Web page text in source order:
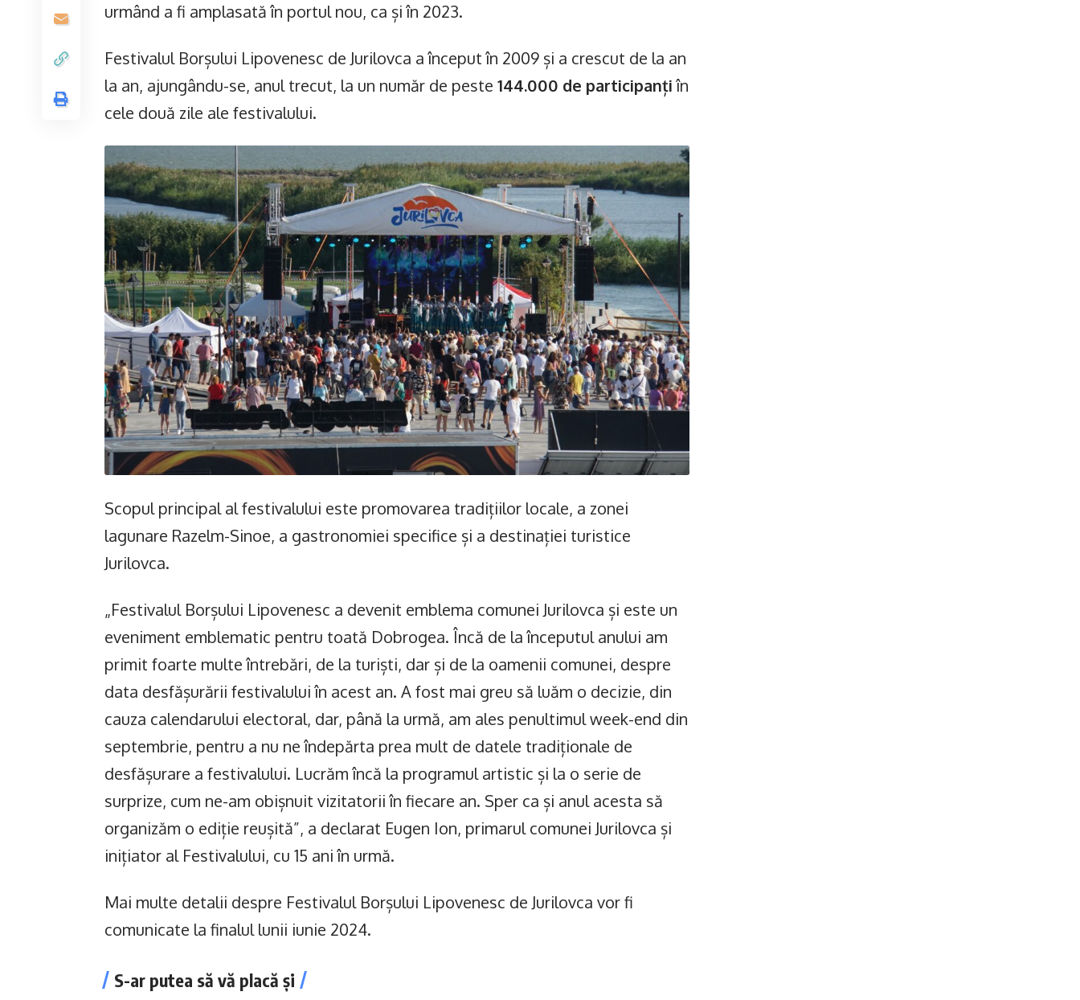
urmând a fi amplasată în portul nou, ca și în 2023.
Festivalul Borșului Lipovenesc de Jurilovca a început în 2009 și a crescut de la an
la an, ajungându-se, anul trecut, la un număr de peste 144.000 de participanțiîn
cele două zile ale festivalului.
Scopul principal al festivalului este promovarea tradițiilor locale, a zonei
lagunare Razelm-Sinoe, a gastronomiei specifice și a destinației turistice
Jurilovca.
„Festivalul Borșului Lipovenesc a devenit emblema comunei Jurilovca și este un
eveniment emblematic pentru toată Dobrogea. Încă de la începutul anului am
primit foarte multe întrebări, de la turiști, dar și de la oamenii comunei, despre
data desfășurării festivalului în acest an. A fost mai greu să luăm o decizie, din
cauza calendarului electoral, dar, până la urmă, am ales penultimul week-end din
septembrie, pentru a nu ne îndepărta prea mult de datele tradiționale de
desfășurare a festivalului. Lucrăm încă la programul artistic și la o serie de
surprize, cum ne-am obișnuit vizitatorii în fiecare an. Sper ca și anul acesta să
organizăm o ediție reușită”, a declarat Eugen Ion, primarul comunei Jurilovca și
inițiator al Festivalului, cu 15 ani în urmă.
Mai multe detalii despre Festivalul Borșului Lipovenesc de Jurilovca vor fi
comunicate la finalul lunii iunie 2024.
S-ar putea să vă placă și